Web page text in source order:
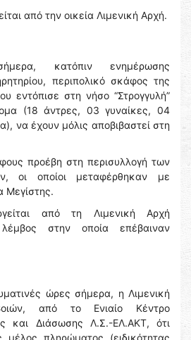
από την οικεία Λιμενική Αρχή.
κατόπιν ενημέρωσης
περιπολικό σκάφος της
εντόπισε στη νήσο “Στρογγυλή”
(18 άντρες, 03 γυναίκες, 04
να έχουν μόλις αποβιβαστεί στη
προέβη στη περισυλλογή των
οι οποίοι μεταφέρθηκαν με
Μεγίστης.
από τη Λιμενική Αρχή
στην οποία επέβαιναν
ώρες σήμερα, η Λιμενική
από το Ενιαίο Κέντρο
και Διάσωσης Λ.Σ.-ΕΛ.ΑΚΤ, ότι
μέλος πληρώματος (ειδικότητας